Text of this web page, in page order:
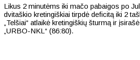
Likus 2 minutėms iki mačo pabaigos po
dvitaškio kretingiškiai tirpdė deficitą iki 2
„Telšiai“ atlaikė kretingiškių šturmą ir
„URBO-NKL“ (86:80).